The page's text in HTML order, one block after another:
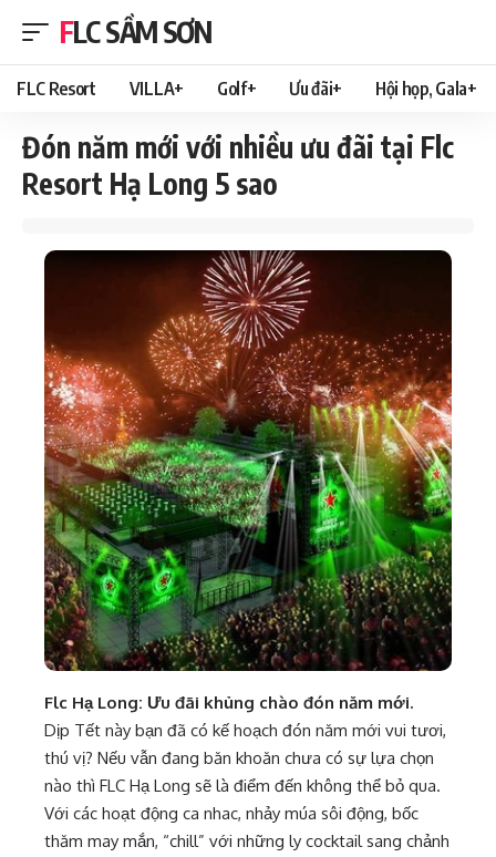
FLC SẦM SƠN
FLC Resort VILLA+ Golf+ Ưu đãi+ Hội họp, Gala+
Đón năm mới với nhiều ưu đãi tại Flc
Resort Hạ Long 5 sao
Flc Hạ Long: Ưu đãi khủng chào đón năm mới.
Dịp Tết này bạn đã có kế hoạch đón năm mới vui tươi,
thú vị? Nếu vẫn đang băn khoăn chưa có sự lựa chọn
nào thì FLC Hạ Long sẽ là điểm đến không thể bỏ qua.
Với các hoạt động ca nhac, nhảy múa sôi động, bốc
thăm may mắn, “chill” với những ly cocktail sang chảnh